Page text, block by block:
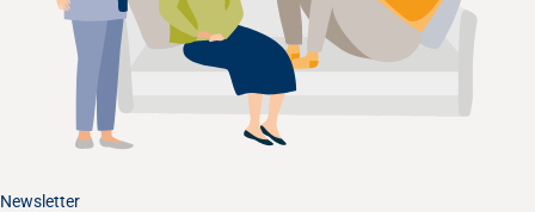
Newsletter